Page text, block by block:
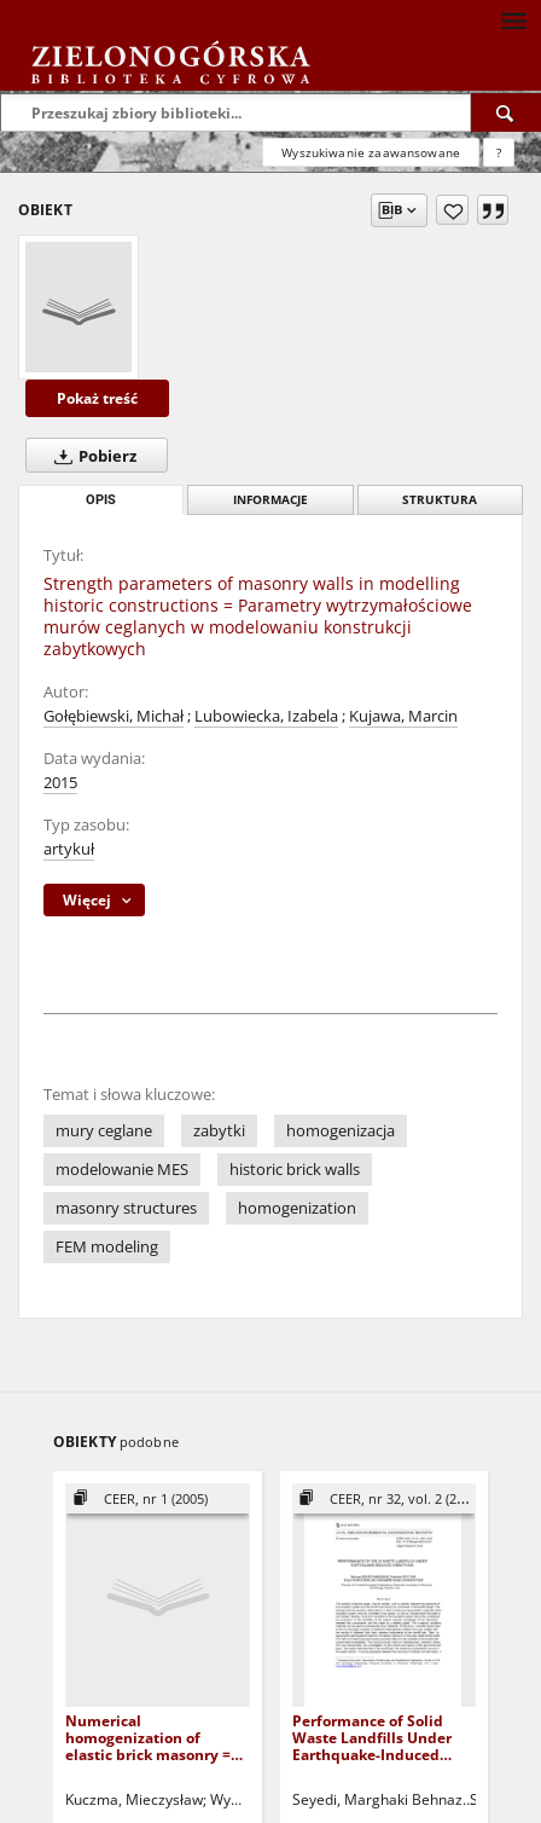
Wyszukiwanie zaawansowane ?
OBIEKT
Pokaż treść
Pobierz
OPIS INFORMACJE STRUKTURA
Tytuł:
Strength parameters of masonry walls in modelling
historic constructions = Parametry wytrzymałościowe
murów ceglanych w modelowaniu konstrukcji
zabytkowych
Autor:
Gołębiewski, Michał; Lubowiecka, Izabela; Kujawa, Marcin
Data wydania:
2015
Typ zasobu:
artykuł
Więcej
Temat i słowa kluczowe:
mury ceglane
zabytki
homogenizacja
modelowanie MES
historic brick walls
masonry structures
homogenization
FEM modeling
OBIEKTY podobne
CEER, nr 1 (2005)
Numerical
homogenization of
elastic brick masonry =
sprężystych ścian
Kuczma, Mieczysław Wybranowska, Krystyna Świtka, Romuald - red.
CEER, nr 32, vol. 2 (2022)
Performance of Solid
Waste Landfills Under
Earthquake-Induced
Seyedi, Marghaki Behnaz Soltani,